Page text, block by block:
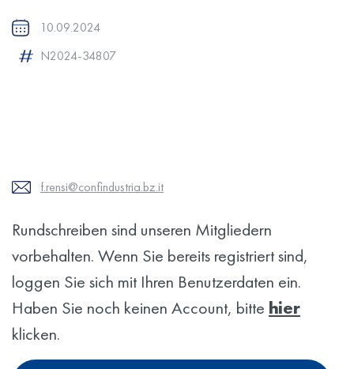
10.09.2024
N2024-34807
f.rensi@confindustria.bz.it
Rundschreiben sind unseren Mitgliedern
vorbehalten. Wenn Sie bereits registriert sind,
loggen Sie sich mit Ihren Benutzerdaten ein.
Haben Sie noch keinen Account, bitte hier
klicken.